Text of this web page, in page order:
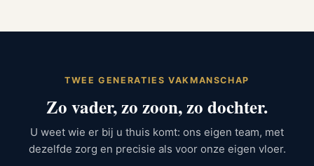
TWEE GENERATIES VAKMANSCHAP
Zo vader, zo zoon, zo dochter.
U weet wie er bij u thuis komt: ons eigen team, met
dezelfde zorg en precisie als voor onze eigen vloer.